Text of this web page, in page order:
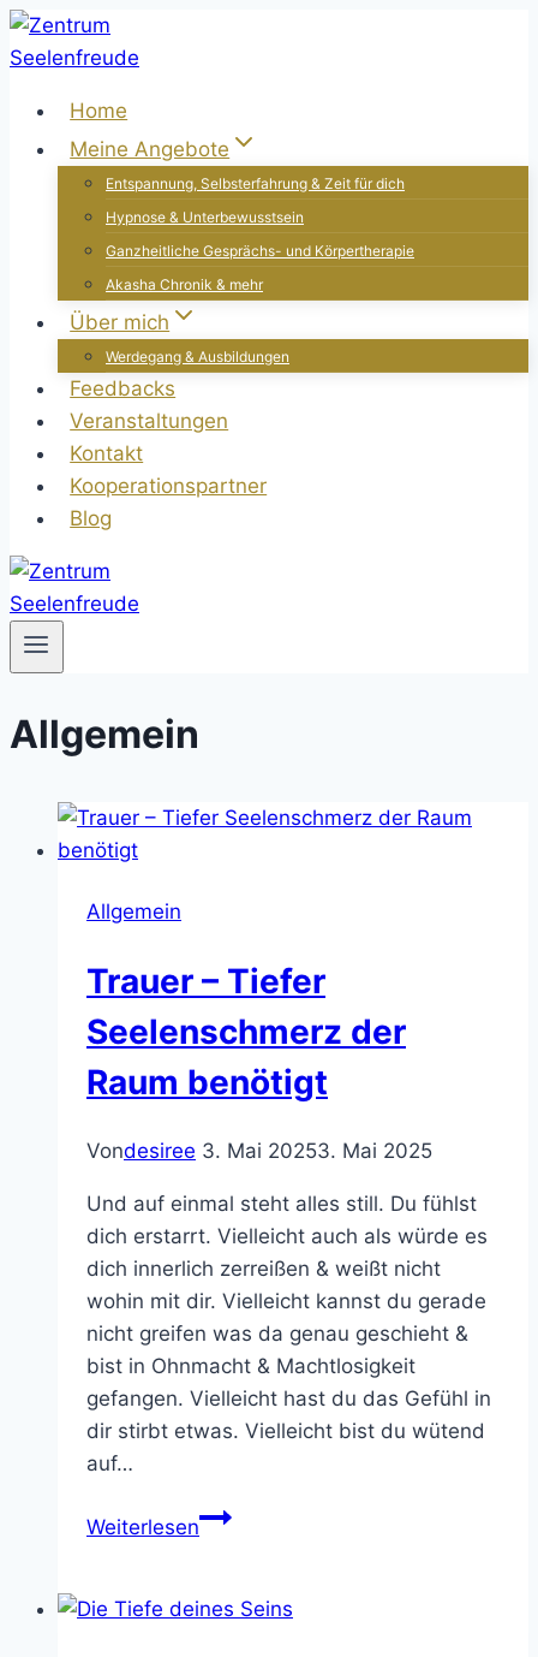
Zum
Inhalt
Home
Meine Angebote
Entspannung, Selbsterfahrung & Zeit für dich
Hypnose & Unterbewusstsein
Ganzheitliche Gesprächs- und Körpertherapie
Akasha Chronik & mehr
Über mich
Werdegang & Ausbildungen
Feedbacks
Veranstaltungen
Kontakt
Kooperationspartner
Blog
Allgemein
Allgemein
Trauer – Tiefer
Seelenschmerz der
Raum benötigt
Vondesiree 3. Mai 20253. Mai 2025
Und auf einmal steht alles still. Du fühlst
dich erstarrt. Vielleicht auch als würde es
dich innerlich zerreißen & weißt nicht
wohin mit dir. Vielleicht kannst du gerade
nicht greifen was da genau geschieht &
bist in Ohnmacht & Machtlosigkeit
gefangen. Vielleicht hast du das Gefühl in
dir stirbt etwas. Vielleicht bist du wütend
auf…
WeiterlesenTrauer
Seelenschmerz